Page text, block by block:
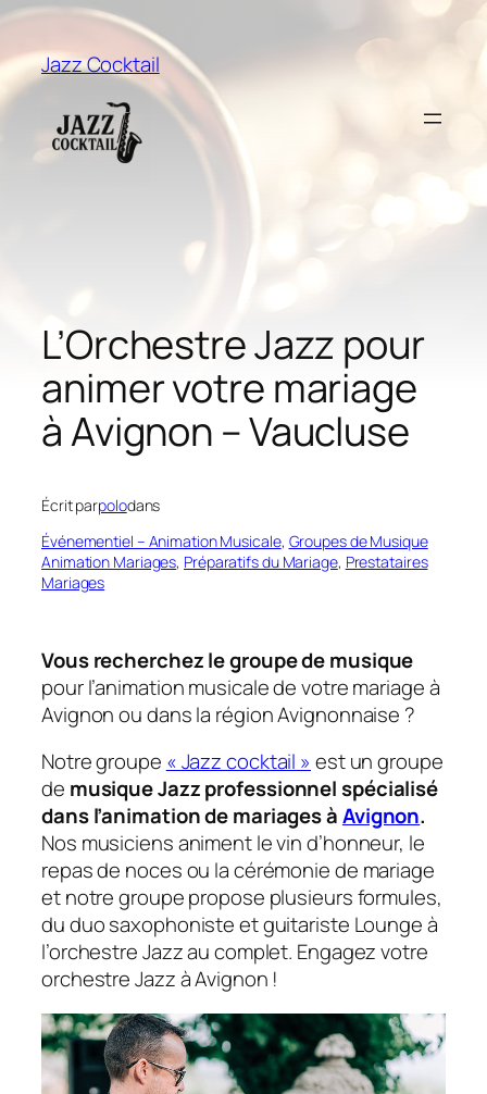
Aller
au
contenu
Jazz Cocktail
L’Orchestre Jazz pour
animer votre mariage
à Avignon – Vaucluse
Écrit parpolodans
Événementiel – Animation Musicale, Groupes de Musique
Animation Mariages, Préparatifs du Mariage, Prestataires
Mariages
Vous recherchez le groupe de musique
pour l’animation musicale de votre mariage à
Avignon ou dans la région Avignonnaise ?
Notre groupe « Jazz cocktail » est un groupe
de musique Jazz professionnel spécialisé
dans l’animation de mariagesàAvignon.
Nos musiciens animent le vin d’honneur, le
repas de noces ou la cérémonie de mariage
et notre groupe propose plusieurs formules,
du duo saxophoniste et guitariste Lounge à
l’orchestre Jazz au complet. Engagez votre
orchestre Jazz à Avignon !